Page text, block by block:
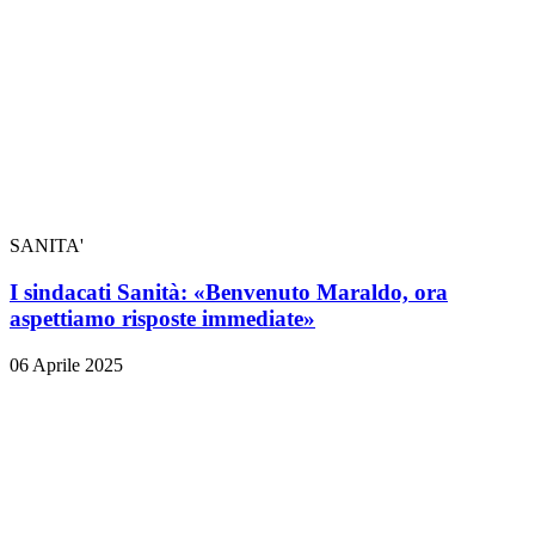
SANITA'
I sindacati Sanità: «Benvenuto Maraldo, ora
aspettiamo risposte immediate»
06 Aprile 2025